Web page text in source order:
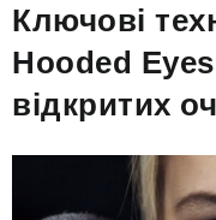
Ключові
Hooded
відкритих